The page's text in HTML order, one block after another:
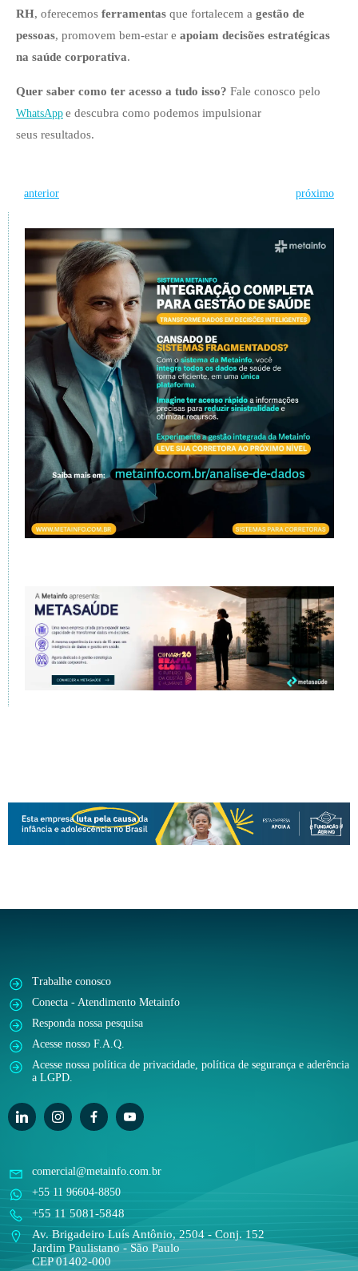
RH, oferecemos ferramentas que fortalecem a gestão de
pessoas, promovem bem-estar e apoiam decisões estratégicas
na saúde corporativa.
Quer saber como ter acesso a tudo isso? Fale conosco pelo
WhatsApp e descubra como podemos impulsionar
seus resultados.
Post
anterior próximo
comercial@metainfo.com.br
+55 11 96604-8850
+55 11 5081-5848
Av. Brigadeiro Luís Antônio, 2504 - Conj. 152
Jardim Paulistano - São Paulo
CEP 01402-000
Trabalhe conosco
Conecta - Atendimento Metainfo
Responda nossa pesquisa
Acesse nosso F.A.Q.
Acesse nossa política de privacidade, política de segurança e aderência
a LGPD.